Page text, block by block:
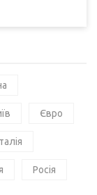
Євро
Росія